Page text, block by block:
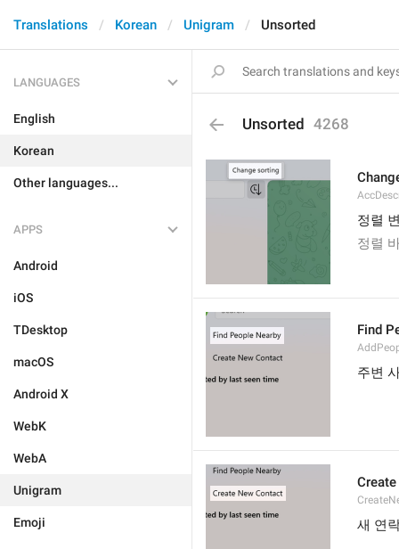
Translations Korean Unigram Unsorted
LANGUAGES
English
Korean
Other languages...
APPS
Android
iOS
TDesktop
macOS
Android X
WebK
WebA
Unigram
Emoji
Unsorted 4268
정렬
정렬
Find
주변
새 연